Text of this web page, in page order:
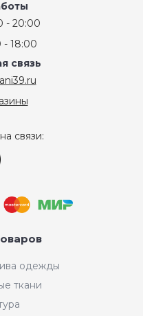
- 20:00
- 18:00
связь
связи:
одежды
ткани